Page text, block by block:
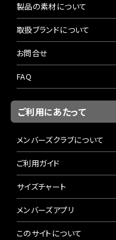
製品の素材について
取扱ブランドについて
お問合せ
FAQ
ご利用にあたって
メンバーズクラブについて
ご利用ガイド
サイズチャート
メンバーズアプリ
このサイトについて